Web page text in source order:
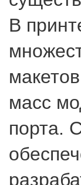
В
масс
порта.